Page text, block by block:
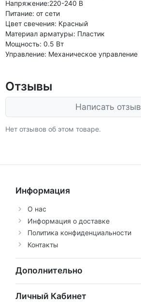
Напряжение:220-240 В
Питание: от сети
Цвет свечения: Красный
Материал арматуры: Пластик
Мощность: 0.5 Вт
Управление: Механическое управление
Отзывы
Написать отзыв
Нет отзывов об этом товаре.
Информация
О нас
Информация о доставке
Политика конфиденциальности
Контакты
Дополнительно
Личный Кабинет